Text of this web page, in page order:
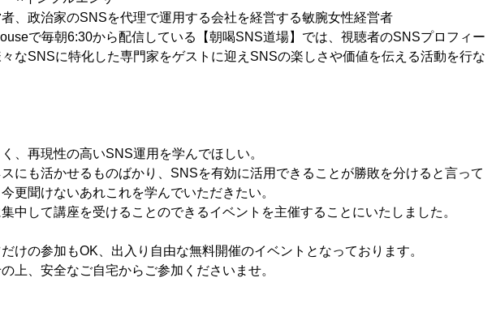
、政治家のSNSを代理で運用する会社を経営する敏腕女性経営者
で毎朝6:30から配信している【朝喝SNS道場】では、視聴者のSNSプロフィー
なSNSに特化した専門家をゲストに迎えSNSの楽しさや価値を伝える活動を行な
、再現性の高いSNS運用を学んでほしい。
にも活かせるものばかり、SNSを有効に活用できることが勝敗を分けると言って
更聞けないあれこれを学んでいただきたい。
中して講座を受けることのできるイベントを主催することにいたしました。
けの参加もOK、出入り自由な無料開催のイベントとなっております。
上、安全なご自宅からご参加くださいませ。